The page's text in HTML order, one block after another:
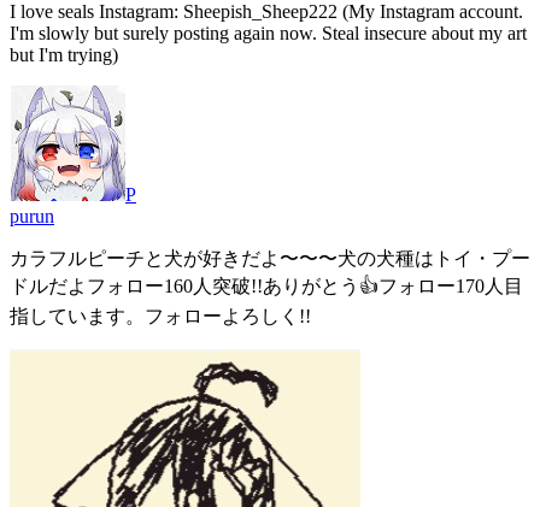
I love seals Instagram: Sheepish_Sheep222 (My Instagram account.
I'm slowly but surely posting again now. Steal insecure about my art
but I'm trying)
P
purun
カラフルピーチと犬が好きだよ〜〜〜犬の犬種はトイ・プー
ドルだよフォロー160人突破!!ありがとう👍フォロー170人目
指しています。フォローよろしく!!